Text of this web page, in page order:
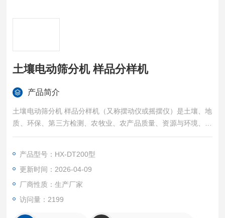
土壤电动筛分机 样品分样机
产品简介
土壤电动筛分机 样品分样机（又称摆动仪或摇摆仪）是土壤、地
质、环保、第三方检测、农牧业、农产品质量、资源与环境、土
壤制样等行业理想的筛分设备
产品型号：HX-DT200型
更新时间：2026-04-09
厂商性质：生产厂家
访问量：2199